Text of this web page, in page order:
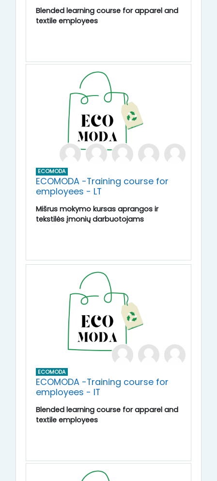
Blended learning course for apparel and
textile employees
ECOMODA
ECOMODA -Training course for
employees - LT
Mišrus mokymo kursas aprangos ir
tekstilės įmonių darbuotojams
ECOMODA
ECOMODA -Training course for
employees - IT
Blended learning course for apparel and
textile employees